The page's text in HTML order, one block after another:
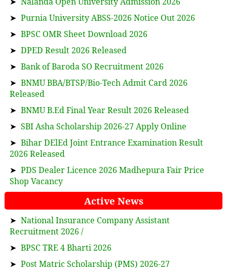
➤ Purnia University ABSS-2026 Notice Out 2026
➤ BPSC OMR Sheet Download 2026
➤ DPED Result 2026 Released
➤ Bank of Baroda SO Recruitment 2026
➤ BNMU BBA/BTSP/Bio-Tech Admit Card 2026
Released
➤ BNMU B.Ed Final Year Result 2026 Released
➤ SBI Asha Scholarship 2026-27 Apply Online
➤ Bihar DElEd Joint Entrance Examination Result
2026 Released
➤ PDS Dealer Licence 2026 Madhepura Fair Price
Shop Vacancy
Active News
➤ National Insurance Company Assistant
Recruitment 2026 /
➤ BPSC TRE 4 Bharti 2026
➤ Post Matric Scholarship (PMS) 2026-27